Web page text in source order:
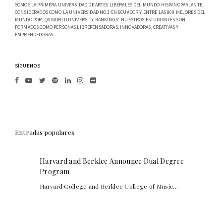
SOMOS LA PRIMERA UNIVERSIDAD DE ARTES LIBERALES DEL MUNDO HISPANOPARLANTE,
CONSIDERADOS COMO LA UNIVERSIDAD NO.1 EN ECUADOR Y ENTRE LAS 800 MEJORES DEL
MUNDO POR 'QS WORLD UNIVERSITY RANKINGS'. NUESTROS ESTUDIANTES SON
FORMADOS COMO PERSONAS LIBREPENSADORAS, INNOVADORAS, CREATIVAS Y
EMPRENDEDORAS.
SÍGUENOS
Entradas populares
Harvard and Berklee Announce Dual Degree
Program
Harvard College and Berklee College of Music...